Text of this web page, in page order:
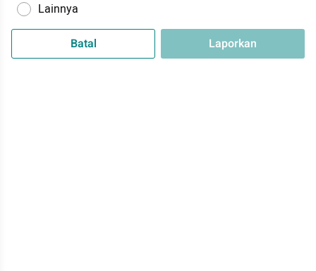
Lainnya
Batal Laporkan